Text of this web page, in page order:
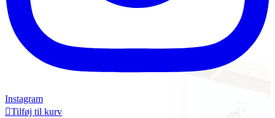
Instagram
Tilføj til kurv